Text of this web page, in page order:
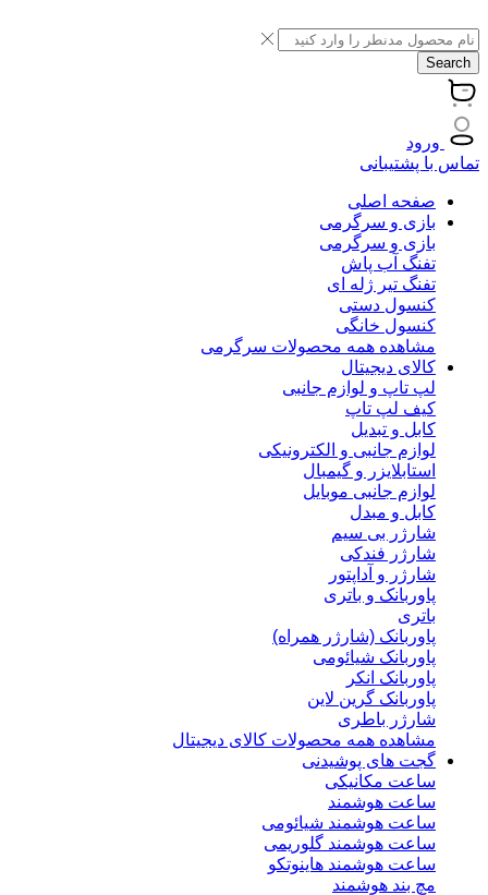
Search
ورود
تماس با پشتیبانی
صفحه اصلی
بازی و سرگرمی
بازی و سرگرمی
تفنگ آب پاش
تفنگ تیر ژله ای
کنسول دستی
کنسول خانگی
مشاهده همه محصولات سرگرمی
کالای دیجیتال
لپ تاپ و لوازم جانبی
کیف لپ تاپ
کابل و تبدیل
لوازم جانبی و الکترونیکی
استابلایزر و گیمبال
لوازم جانبی موبایل
کابل و مبدل
شارژر بی سیم
شارژر فندکی
شارژر و آداپتور
پاوربانک و باتری
باتری
پاوربانک (شارژر همراه)
پاوربانک شیائومی
پاوربانک انکر
پاوربانک گرین لاین
شارژر باطری
مشاهده همه محصولات کالای دیجیتال
گجت های پوشیدنی
ساعت مکانیکی
ساعت هوشمند
ساعت هوشمند شیائومی
ساعت هوشمند گلوریمی
ساعت هوشمند هاینوتکو
مچ بند هوشمند